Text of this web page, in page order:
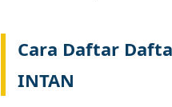
Cara Daftar
INTAN